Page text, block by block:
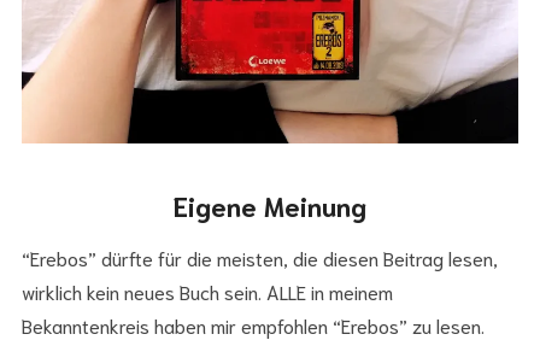
Eigene Meinung
“Erebos” dürfte für die meisten, die diesen Beitrag lesen,
wirklich kein neues Buch sein. ALLE in meinem
Bekanntenkreis haben mir empfohlen “Erebos” zu lesen.